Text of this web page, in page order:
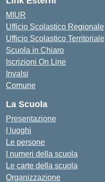
MIUR
Ufficio Scolastico Regionale
Ufficio Scolastico Territoriale
Scuola in Chiaro
Iscrizioni On Line
Invalsi
Comune
La Scuola
Presentazione
I luoghi
Le persone
I numeri della scuola
Le carte della scuola
Organizzazione